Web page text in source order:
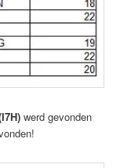
werd gevonden